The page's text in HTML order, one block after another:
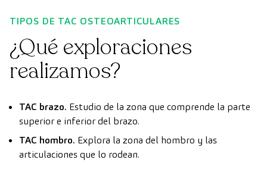
TIPOS DE TAC OSTEOARTICULARES
¿Qué exploraciones
realizamos?
TAC brazo. Estudio de la zona que comprende la parte
superior e inferior del brazo.
TAC hombro. Explora la zona del hombro y las
articulaciones que lo rodean.